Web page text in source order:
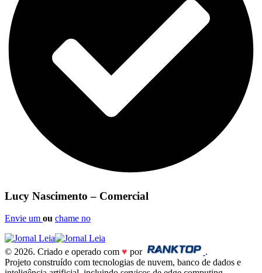
Lucy Nascimento – Comercial
Envie um ou chame no
© 2026. Criado e operado com ♥ por
.
Projeto construído com tecnologias de nuvem, banco de dados e